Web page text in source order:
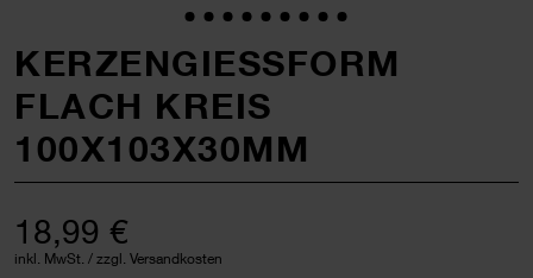
KERZENGIESSFORM F
LACH KREIS 1
00X103X30MM
18,99 €
inkl. MwSt. / zzgl. Versandkosten